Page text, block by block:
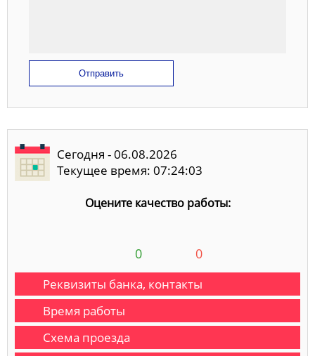
Отправить
Сегодня - 06.08.2026
Текущее время: 07:24:04
Оцените качество работы:
0 0
Реквизиты банка, контакты
Время работы
Схема проезда